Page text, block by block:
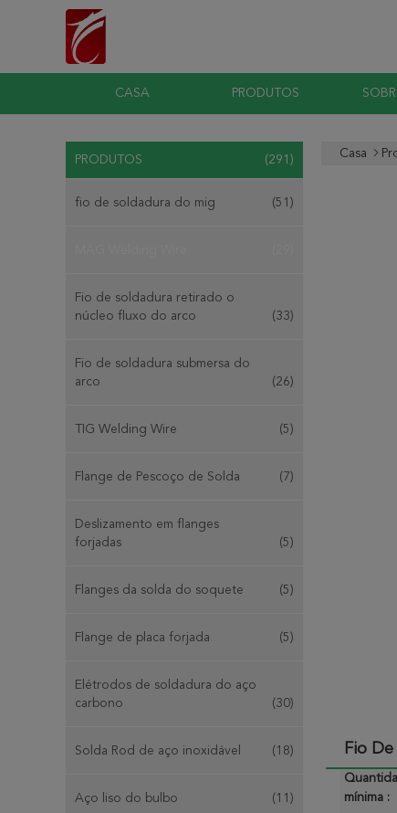
CASA PRODUTOS
PRODUTOS (291)
fio de soldadura do mig (51)
Fio de soldadura retirado o
núcleo fluxo do arco
(33)
Fio de soldadura submersa do
arco
(26)
TIG Welding Wire (5)
Flange de Pescoço de Solda (7)
Deslizamento em flanges
forjadas
(5)
Flanges da solda do soquete (5)
Flange de placa forjada (5)
Elétrodos de soldadura do aço
carbono
(30)
Solda Rod de aço inoxidável (18)
Aço liso do bulbo (11)
Casa
Fio
mínima :